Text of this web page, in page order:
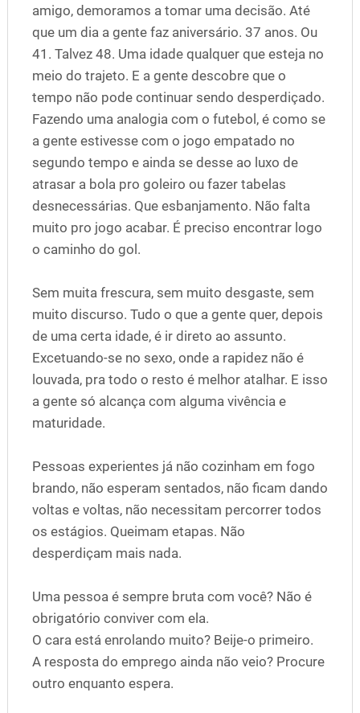
amigo, demoramos a tomar uma decisão. Até
que um dia a gente faz aniversário. 37 anos. Ou
41. Talvez 48. Uma idade qualquer que esteja no
meio do trajeto. E a gente descobre que o
tempo não pode continuar sendo desperdiçado.
Fazendo uma analogia com o futebol, é como se
a gente estivesse com o jogo empatado no
segundo tempo e ainda se desse ao luxo de
atrasar a bola pro goleiro ou fazer tabelas
desnecessárias. Que esbanjamento. Não falta
muito pro jogo acabar. É preciso encontrar logo
o caminho do gol.
Sem muita frescura, sem muito desgaste, sem
muito discurso. Tudo o que a gente quer, depois
de uma certa idade, é ir direto ao assunto.
Excetuando-se no sexo, onde a rapidez não é
louvada, pra todo o resto é melhor atalhar. E isso
a gente só alcança com alguma vivência e
maturidade.
Pessoas experientes já não cozinham em fogo
brando, não esperam sentados, não ficam dando
voltas e voltas, não necessitam percorrer todos
os estágios. Queimam etapas. Não
desperdiçam mais nada.
Uma pessoa é sempre bruta com você? Não é
obrigatório conviver com ela.
O cara está enrolando muito? Beije-o primeiro.
A resposta do emprego ainda não veio? Procure
outro enquanto espera.